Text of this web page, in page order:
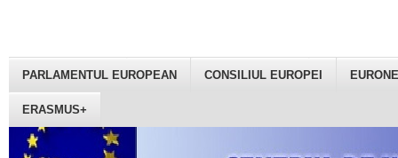
PARLAMENTUL EUROPEAN CONSILIUL EUROPEI
ERASMUS+